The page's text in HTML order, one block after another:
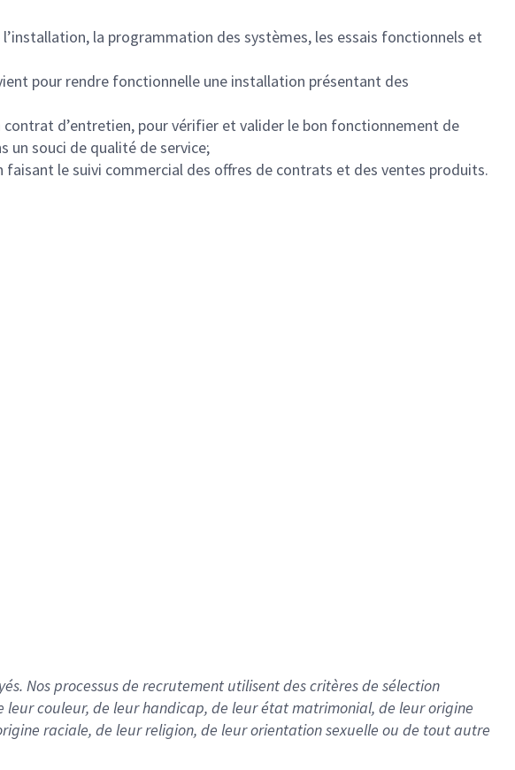
la programmation des systèmes, les essais fonctionnels et
pour rendre fonctionnelle une installation présentant des
d’entretien, pour vérifier et valider le bon fonctionnement de
un souci de qualité de service;
le suivi commercial des offres de contrats et des ventes produits.
Nos processus de recrutement utilisent des critères de sélection
couleur, de leur handicap, de leur état matrimonial, de leur origine
raciale, de leur religion, de leur orientation sexuelle ou de tout autre